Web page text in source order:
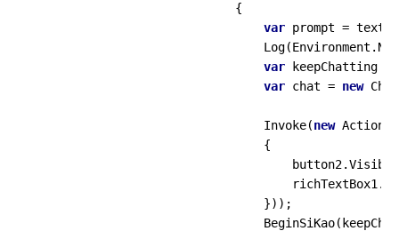
                            {
var prompt =
var keepChatting =
var chat = new
                                Invoke(
new
                                {
                                }));